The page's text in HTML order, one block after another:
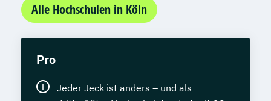
Alle Hochschulen in Köln
Pro
Jeder Jeck ist anders – und als